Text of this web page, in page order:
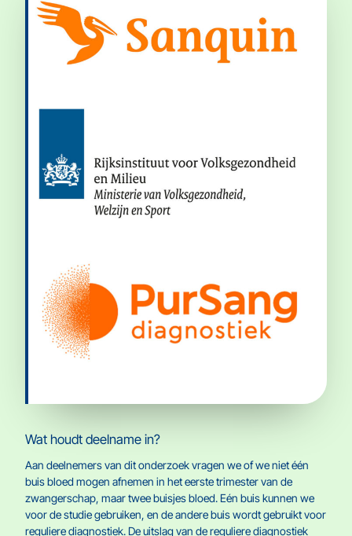
Wat houdt deelname in?
Aan deelnemers van dit onderzoek vragen we of we niet één
buis bloed mogen afnemen in het eerste trimester van de
zwangerschap, maar twee buisjes bloed. Eén buis kunnen we
voor de studie gebruiken, en de andere buis wordt gebruikt voor
reguliere diagnostiek. De uitslag van de reguliere diagnostiek